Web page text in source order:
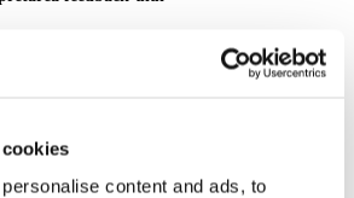
content and ads, to
pentru elevi, ci și pentru părinți, atunci când
presiune
nu de la notă, ajută la menținerea unui
de ce a fost clar și ce necesită reluare sunt
sau așteptările rigide.